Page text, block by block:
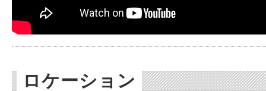
ロケーション